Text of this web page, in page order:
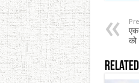
एक
को